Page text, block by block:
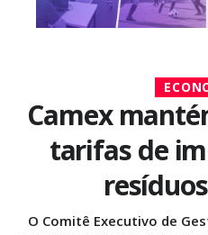
Camex
tarifas de
O Comitê Executivo de